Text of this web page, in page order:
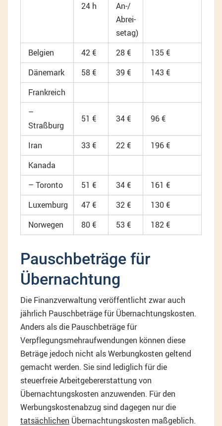
24 h
An-/
Abrei-
setag)
Belgien
42 € 28 €
135 €
Dänemark
58 € 39 €
143 €
Frankreich
–
Straßburg
51 € 34 € 96 €
Iran 33 € 22 €
196 €
Kanada
– Toronto
51 € 34 €
161 €
Luxemburg
47 € 32 €
130 €
Norwegen
80 € 53 € 182 €
Pauschbeträge für
Übernachtung
Die Finanzverwaltung veröffentlicht zwar auch
jährlich Pauschbeträge für Übernachtungskosten.
Anders als die Pauschbeträge für
Verpflegungsmehraufwendungen können diese
Beträge jedoch nicht als Werbungkosten geltend
gemacht werden. Sie sind lediglich für die
steuerfreie Arbeitgebererstattung von
Übernachtungskosten anzuwenden. Für den
Werbungskostenabzug sind dagegen nur die
tatsächlichen Übernachtungskosten maßgeblich.